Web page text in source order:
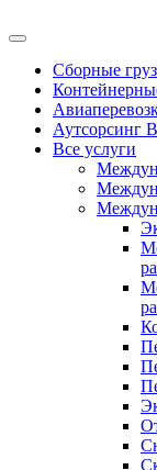
Сборные
Аутсорсинг
Все услуги